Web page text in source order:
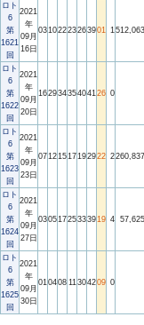
ロト
6
第
1621
回
2021
年
09月
16日
03102223263901 1
ロト
6
第
1622
回
2021
年
09月
20日
16293435404126 0
ロト
6
第
1623
回
2021
年
09月
23日
07121517192922 2
ロト
6
第
1624
回
2021
年
09月
27日
03051725333919 4
ロト
6
第
1625
回
2021
年
09月
30日
010408 11304209 0